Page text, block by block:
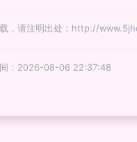
，请注明出处：http://
：2026-08-06 22:37:48